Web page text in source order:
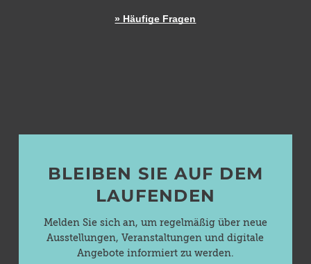
» Häufige Fragen
BLEIBEN SIE AUF DEM
LAUFENDEN
Melden Sie sich an, um regelmäßig über neue
Ausstellungen, Veranstaltungen und digitale
Angebote informiert zu werden.